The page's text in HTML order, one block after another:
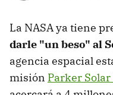
La NASA ya tiene
darle "un beso" al
agencia espacial
misión Parker Solar